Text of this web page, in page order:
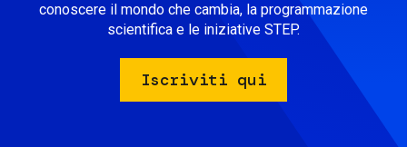
conoscere il mondo che cambia, la programmazione
scientifica e le iniziative STEP.
Iscriviti qui